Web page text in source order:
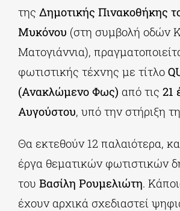
της Δημοτικής Πινακοθήκης
Μυκόνου (στη συμβολή οδών
Ματογιάννια),
φωτιστικής τέχνης με τίτλο
(Ανακλώμενο Φως) από τις 21
Αυγούστου, υπό την στήριξη
Θα εκτεθούν 12 παλαιότερα,
έργα θεματικών φωτιστικών
του Βασίλη Ρουμελιώτη.
έχουν αρχικά σχεδιαστεί